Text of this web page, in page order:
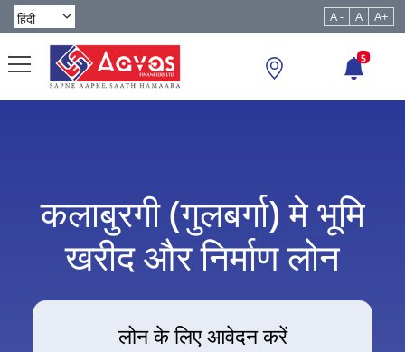
A - A A+
5
कलाबुरगी (गुलबर्गा) मे भूमि
खरीद और निर्माण लोन
लोन के लिए आवेदन करें